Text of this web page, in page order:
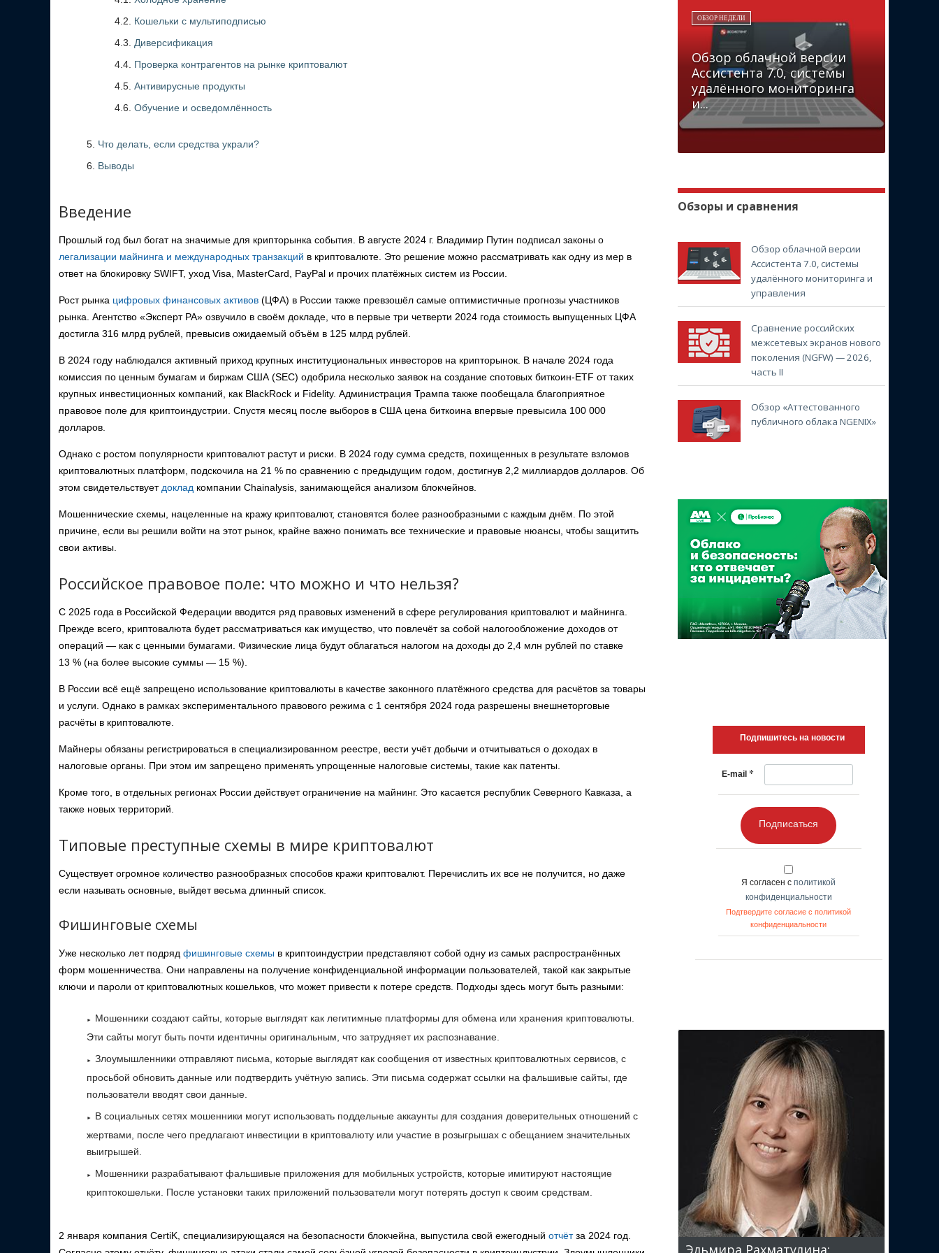
4.2. Кошельки с мультиподписью
4.3. Диверсификация
4.4. Проверка контрагентов на рынке криптовалют
4.5. Антивирусные продукты
4.6. Обучение и осведомлённость
Что делать, если средства украли?
Выводы
Введение
Прошлый год был богат на значимые для крипторынка события. В августе 2024 г. Владимир Путин подписал законы о
легализации майнинга и международных транзакций в криптовалюте. Это решение можно рассматривать как одну из мер в
ответ на блокировку SWIFT, уход Visa, MasterCard, PayPal и прочих платёжных систем из России.
Рост рынка цифровых финансовых активов (ЦФА) в России также превзошёл самые оптимистичные прогнозы участников
рынка. Агентство «Эксперт РА» озвучило в своём докладе, что в первые три четверти 2024 года стоимость выпущенных ЦФА
достигла 316 млрд рублей, превысив ожидаемый объём в 125 млрд рублей.
В 2024 году наблюдался активный приход крупных институциональных инвесторов на крипторынок. В начале 2024 года
комиссия по ценным бумагам и биржам США (SEC) одобрила несколько заявок на создание спотовых биткоин-ETF от таких
крупных инвестиционных компаний, как BlackRock и Fidelity. Администрация Трампа также пообещала благоприятное
правовое поле для криптоиндустрии. Спустя месяц после выборов в США цена биткоина впервые превысила 100 000
долларов.
Однако с ростом популярности криптовалют растут и риски. В 2024 году сумма средств, похищенных в результате взломов
криптовалютных платформ, подскочила на 21 % по сравнению с предыдущим годом, достигнув 2,2 миллиардов долларов. Об
этом свидетельствует доклад компании Chainalysis, занимающейся анализом блокчейнов.
Мошеннические схемы, нацеленные на кражу криптовалют, становятся более разнообразными с каждым днём. По этой
причине, если вы решили войти на этот рынок, крайне важно понимать все технические и правовые нюансы, чтобы защитить
свои активы.
Российское правовое поле: что можно и что нельзя?
С 2025 года в Российской Федерации вводится ряд правовых изменений в сфере регулирования криптовалют и майнинга.
Прежде всего, криптовалюта будет рассматриваться как имущество, что повлечёт за собой налогообложение доходов от
операций — как с ценными бумагами. Физические лица будут облагаться налогом на доходы до 2,4 млн рублей по ставке
13 % (на более высокие суммы — 15 %).
В России всё ещё запрещено использование криптовалюты в качестве законного платёжного средства для расчётов за товары
и услуги. Однако в рамках экспериментального правового режима с 1 сентября 2024 года разрешены внешнеторговые
расчёты в криптовалюте.
Майнеры обязаны регистрироваться в специализированном реестре, вести учёт добычи и отчитываться о доходах в
налоговые органы. При этом им запрещено применять упрощенные налоговые системы, такие как патенты.
Кроме того, в отдельных регионах России действует ограничение на майнинг. Это касается республик Северного Кавказа, а
также новых территорий.
Типовые преступные схемы в мире криптовалют
Существует огромное количество разнообразных способов кражи криптовалют. Перечислить их все не получится, но даже
если называть основные, выйдет весьма длинный список.
Фишинговые схемы
Уже несколько лет подряд фишинговые схемы в криптоиндустрии представляют собой одну из самых распространённых
форм мошенничества. Они направлены на получение конфиденциальной информации пользователей, такой как закрытые
ключи и пароли от криптовалютных кошельков, что может привести к потере средств. Подходы здесь могут быть разными:
Мошенники создают сайты, которые выглядят как легитимные платформы для обмена или хранения криптовалюты.
Эти сайты могут быть почти идентичны оригинальным, что затрудняет их распознавание.
Злоумышленники отправляют письма, которые выглядят как сообщения от известных криптовалютных сервисов, с
просьбой обновить данные или подтвердить учётную запись. Эти письма содержат ссылки на фальшивые сайты, где
пользователи вводят свои данные.
В социальных сетях мошенники могут использовать поддельные аккаунты для создания доверительных отношений с
жертвами, после чего предлагают инвестиции в криптовалюту или участие в розыгрышах с обещанием значительных
выигрышей.
Мошенники разрабатывают фальшивые приложения для мобильных устройств, которые имитируют настоящие
криптокошельки. После установки таких приложений пользователи могут потерять доступ к своим средствам.
2 января компания CertiK, специализирующаяся на безопасности блокчейна, выпустила свой ежегодный отчётза 2024 год.
ОБЗОР НЕДЕЛИ
Обзор облачной версии
Ассистента 7.0, системы
удалённого мониторинга
и...
Обзоры и сравнения
Обзор облачной версии
Ассистента 7.0, системы
удалённого мониторинга и
управления
Сравнение российских
межсетевых экранов нового
поколения (NGFW) — 2026,
часть II
Обзор «Аттестованного
публичного облака NGENIX»
Подпишитесь на новости
E-mail *
Подписаться
Я согласен с политикой
конфиденциальности
Подтвердите согласие с политикой
конфиденциальности
Эльмира Рахматулина: